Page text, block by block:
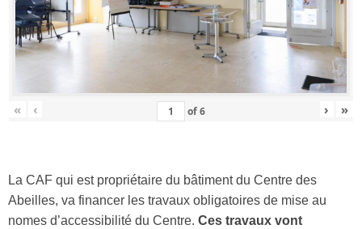
« ‹ of6 › »
La CAF qui est propriétaire du bâtiment du Centre des
Abeilles, va financer les travaux obligatoires de mise au
nomes d’accessibilité du Centre. Ces travaux vont